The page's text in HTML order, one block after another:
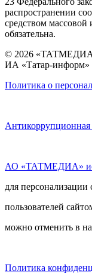
распространении
средством
обязательна.
© 2026
ИА «Татар-информ»
Политика о
Антикоррупционная
АО «ТАТМЕДИА»
для персонализации
пользователей
можно отменить в
Политика